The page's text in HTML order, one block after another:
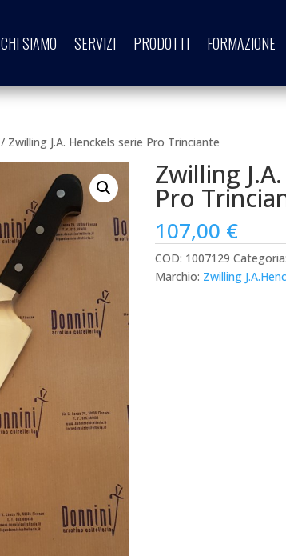
CHI SIAMO SERVIZI PRODOTTI FORMAZIONE
/ Zwilling J.A. Henckels serie Pro Trinciante
Zwilling
Pro
107,00 €
COD: 1007129
Marchio: Zwilling